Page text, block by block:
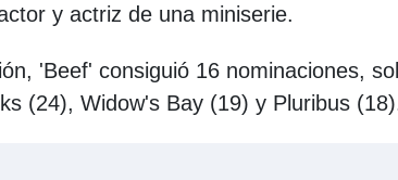
y actriz de una miniserie.
'Beef' consiguió 16 nominaciones,
(24), Widow's Bay (19) y Pluribus